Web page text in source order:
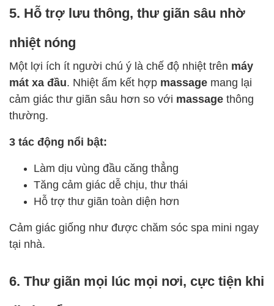
5. Hỗ trợ lưu thông, thư giãn sâu nhờ
nhiệt nóng
Một lợi ích ít người chú ý là chế độ nhiệt trên máy
mát xa đầu. Nhiệt ấm kết hợp massage mang lại
cảm giác thư giãn sâu hơn so với massage thông
thường.
3 tác động nổi bật:
Làm dịu vùng đầu căng thẳng
Tăng cảm giác dễ chịu, thư thái
Hỗ trợ thư giãn toàn diện hơn
Cảm giác giống như được chăm sóc spa mini ngay
tại nhà.
6. Thư giãn mọi lúc mọi nơi, cực tiện khi